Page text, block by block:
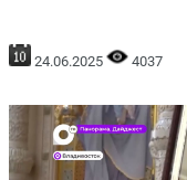
24.06.2025 4037